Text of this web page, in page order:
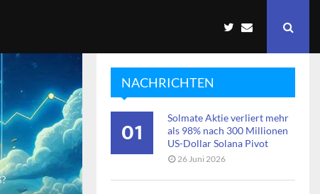
NACHRICHTEN
01
Solmate Aktie verliert mehr
als 98% nach 300 Millionen
US-Dollar Solana Pivot
26 Juni 2026